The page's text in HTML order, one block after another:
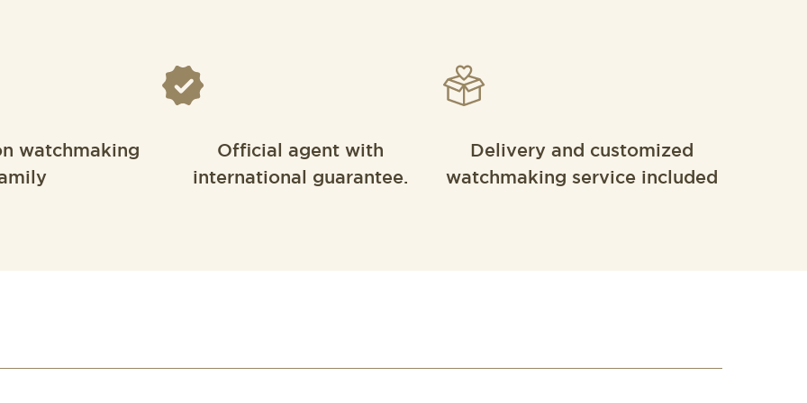
watchmaking
Official agent with
international guarantee.
Delivery and customized
watchmaking service included